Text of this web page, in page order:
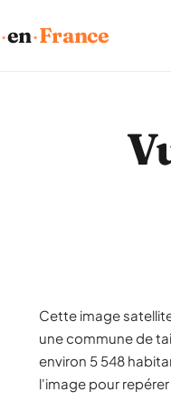
·en·France
Cette image
une commune de
environ 5 548
l'image pour